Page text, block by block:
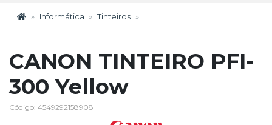
Informática Tinteiros
CANON TINTEIRO PFI-
300 Yellow
Código: 4549292158908